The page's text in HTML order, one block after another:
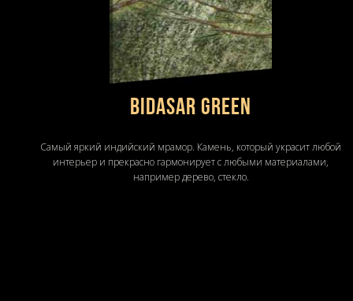
BIDASAR GREEN
Самый яркий индийский мрамор. Камень, который украсит любой
интерьер и прекрасно гармонирует с любыми материалами,
например дерево, стекло.